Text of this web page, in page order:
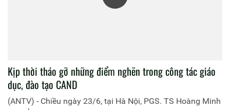
Kịp thời tháo gỡ những điểm nghẽn trong công tác giáo
dục, đào tạo CAND
(ANTV) - Chiều ngày 23/6, tại Hà Nội, PGS. TS Hoàng Minh